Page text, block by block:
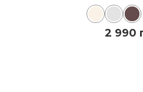
2 990